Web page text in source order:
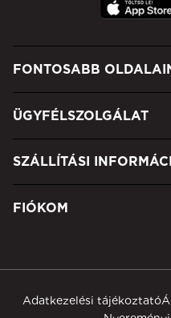
FONTOSABB
ÜGYFÉLSZOLGÁLAT
SZÁLLÍTÁSI
FIÓKOM
Adatkezelési tájékoztató